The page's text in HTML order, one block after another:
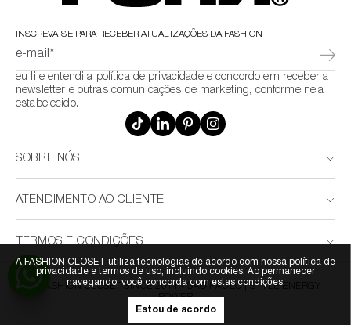
INSCREVA-SE PARA RECEBER ATUALIZAÇÕES DA FASHION
e-mail*
eu li e entendi a política de privacidade e concordo em receber a
newsletter e outras comunicações de marketing, conforme nela
estabelecido.
SOBRE NÓS
ATENDIMENTO AO CLIENTE
TERMOS E CONDIÇÕES
© FASHION CLOSET SINCE 2011 - SÃO PAULO | STYLE ENERGY
POWER
A FASHION CLOSET utiliza tecnologias de acordo com nossa política de
privacidade e termos de uso, incluindo cookies. Ao permanecer
navegando, você concorda com estas condições.
Estou de acordo